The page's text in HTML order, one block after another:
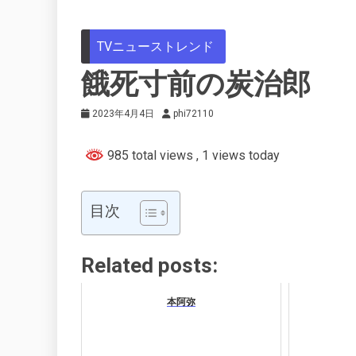
TVニューストレンド
餓死寸前の炭治郎
2023年4月4日 phi72110
985 total views , 1 views today
目次
Related posts:
本阿弥